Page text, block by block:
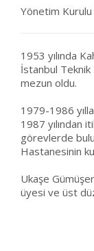
Yönetim
1953 yılında
İstanbul
mezun oldu.
1979-1986
1987 yılından
görevlerde
Hastanesinin
Ukaşe
üyesi ve üst